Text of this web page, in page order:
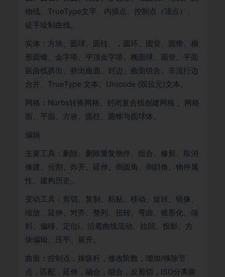
物线、TrueType文字、内插点、控制点（顶点）、
徒手绘制曲线。
实体：方块、圆球、圆柱、，圆环、圆管、圆锥、梯
形圆锥、金字塔、平顶金字塔、椭圆球、圆管、平面
延曲线挤出、挤出曲面、封边、曲面组合、非流行边
合并、TrueType 文本、Unicode (双位元)文本。
网格：Nurbs转换网格、封闭复合线创建网格 、网格
面、平面、方块、圆柱、圆锥与圆球体。
编辑
主要工具：删除、删除重复物件、组合、修剪、取消
修建、分割、炸开、延伸、倒圆角、倒斜角、物件属
性、建构历史。
变动工具：剪切、复制、粘贴、移动、旋转、镜像、
缩放、延伸、对齐、整列、扭转、弯曲、锥形化、倾
斜、偏移、定位i、沿着曲线流动、拉回、投影、方
块编辑、压平、展开。
曲面：控制点，操纵杆，修改阶数，增加/移除节
点，匹配，延伸，融合，组合，反剪切，ISO分离曲